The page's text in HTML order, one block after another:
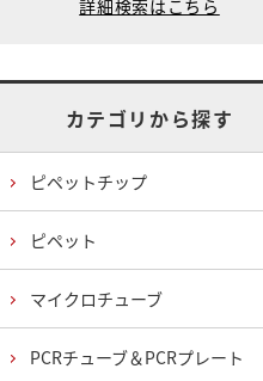
カテゴリから探す
ピペットチップ
ピペット
マイクロチューブ
PCRチューブ＆PCRプレート